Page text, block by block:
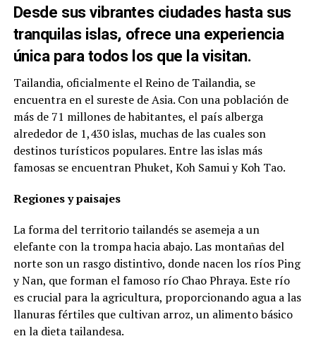
Desde sus vibrantes ciudades hasta sus
tranquilas islas, ofrece una experiencia
única para todos los que la visitan.
Tailandia, oficialmente el Reino de Tailandia, se
encuentra en el sureste de Asia. Con una población de
más de 71 millones de habitantes, el país alberga
alrededor de 1,430 islas, muchas de las cuales son
destinos turísticos populares. Entre las islas más
famosas se encuentran Phuket, Koh Samui y Koh Tao.
Regiones y paisajes
La forma del territorio tailandés se asemeja a un
elefante con la trompa hacia abajo. Las montañas del
norte son un rasgo distintivo, donde nacen los ríos Ping
y Nan, que forman el famoso río Chao Phraya. Este río
es crucial para la agricultura, proporcionando agua a las
llanuras fértiles que cultivan arroz, un alimento básico
en la dieta tailandesa.